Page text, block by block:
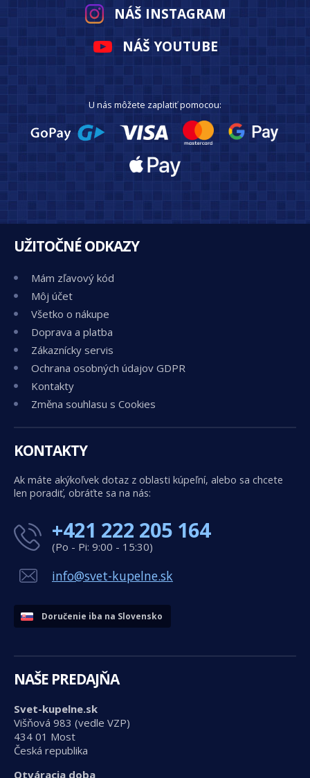
NÁŠ INSTAGRAM
NÁŠ YOUTUBE
U nás môžete zaplatiť pomocou:
UŽITOČNÉ ODKAZY
Mám zľavový kód
Môj účet
Všetko o nákupe
Doprava a platba
Zákaznícky servis
Ochrana osobných údajov GDPR
Kontakty
Změna souhlasu s Cookies
KONTAKTY
Ak máte akýkoľvek dotaz z oblasti kúpeľní, alebo sa chcete
len poradiť, obráťte sa na nás:
+421 222 205 164
(Po - Pi: 9:00 - 15:30)
info@svet-kupelne.sk
Doručenie iba na Slovensko
NAŠE PREDAJŇA
Svet-kupelne.sk
Višňová 983 (vedle VZP)
434 01 Most
Česká republika
Otváracia doba